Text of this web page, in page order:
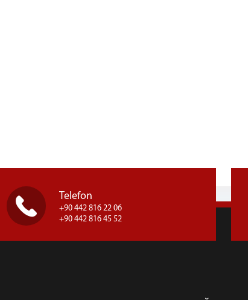
Telefon
+90 442 816 22 06
+90 442 816 45 52